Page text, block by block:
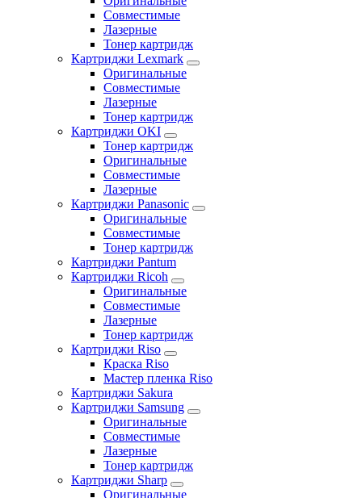
Совместимые
Лазерные
Тонер картридж
Картриджи Lexmark
Оригинальные
Совместимые
Лазерные
Тонер картридж
Картриджи OKI
Тонер картридж
Оригинальные
Совместимые
Лазерные
Картриджи Panasonic
Оригинальные
Совместимые
Тонер картридж
Картриджи Pantum
Картриджи Ricoh
Оригинальные
Совместимые
Лазерные
Тонер картридж
Картриджи Riso
Краска Riso
Мастер пленка Riso
Картриджи Sakura
Картриджи Samsung
Оригинальные
Совместимые
Лазерные
Тонер картридж
Картриджи Sharp
Оригинальные